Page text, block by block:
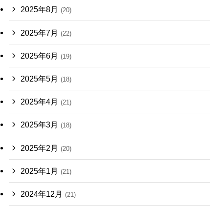
2025年8月 (20)
2025年7月 (22)
2025年6月 (19)
2025年5月 (18)
2025年4月 (21)
2025年3月 (18)
2025年2月 (20)
2025年1月 (21)
2024年12月 (21)